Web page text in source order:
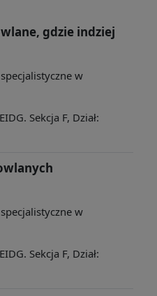
gdzie indziej
w
Sekcja F, Dział:
w
Sekcja F, Dział: